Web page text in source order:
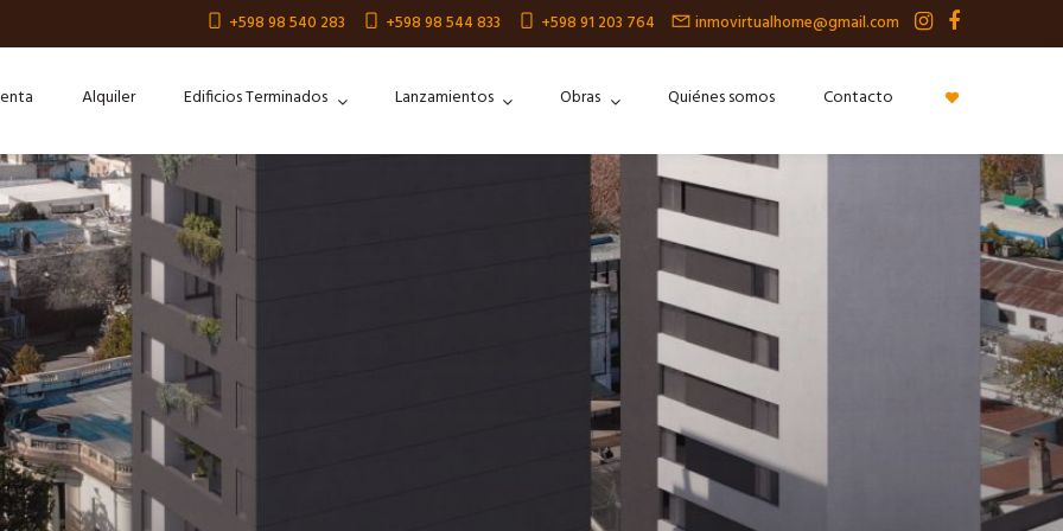
+598 98 540 283 +598 98 544 833 +598 91 203 764 inmovirtualhome@gmail.com
Alquiler Edificios Terminados Lanzamientos Obras Quiénes somos Contacto